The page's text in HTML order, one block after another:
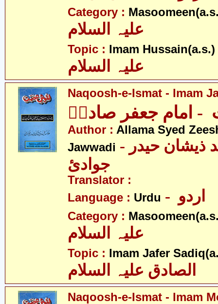
Category :
Topic : Imam Hussain(a.s.)
علیہ السلام
Naqoosh-e-Ismat - Imam
امام جعفر صادقؑ
Author : Allama Syed
Jawwadi - علامہ سیّد ذیشان حیدر
جوادئ
Translator :
Language : Urdu
Category :
Topic : Imam Jafer
الصادق علیہ السلام
Naqoosh-e-Ismat - Imam